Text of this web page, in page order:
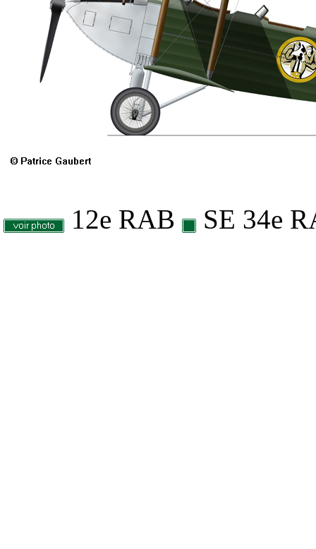
12e RAB SE 34e